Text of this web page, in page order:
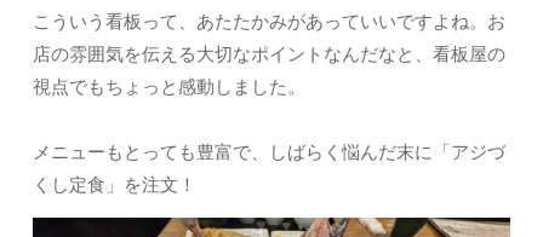
こういう看板って、あたたかみがあっていいですよね。お
店の雰囲気を伝える大切なポイントなんだなと、看板屋の
視点でもちょっと感動しました。
メニューもとっても豊富で、しばらく悩んだ末に「アジづ
くし定食」を注文！